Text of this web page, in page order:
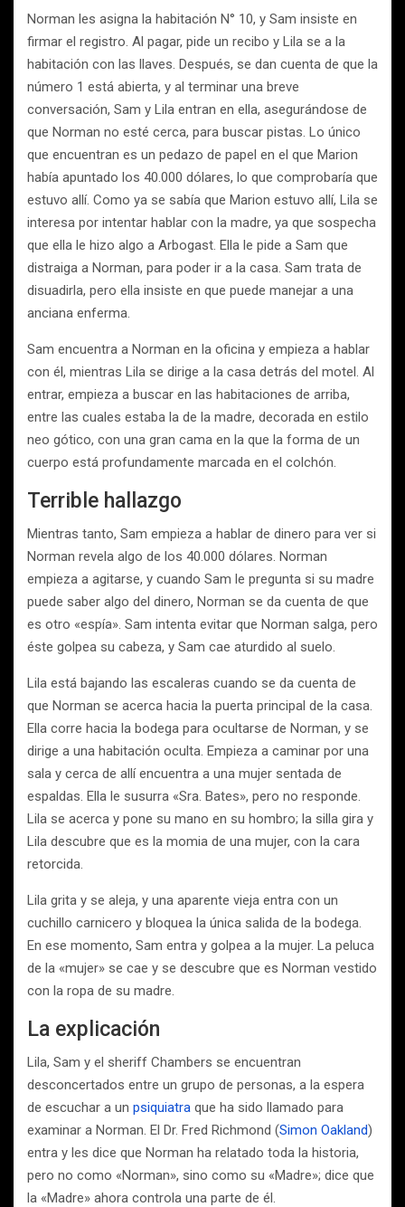
Norman les asigna la habitación N° 10, y Sam insiste en
firmar el registro. Al pagar, pide un recibo y Lila se a la
habitación con las llaves. Después, se dan cuenta de que la
número 1 está abierta, y al terminar una breve
conversación, Sam y Lila entran en ella, asegurándose de
que Norman no esté cerca, para buscar pistas. Lo único
que encuentran es un pedazo de papel en el que Marion
había apuntado los 40.000 dólares, lo que comprobaría que
estuvo allí. Como ya se sabía que Marion estuvo allí, Lila se
interesa por intentar hablar con la madre, ya que sospecha
que ella le hizo algo a Arbogast. Ella le pide a Sam que
distraiga a Norman, para poder ir a la casa. Sam trata de
disuadirla, pero ella insiste en que puede manejar a una
anciana enferma.
Sam encuentra a Norman en la oficina y empieza a hablar
con él, mientras Lila se dirige a la casa detrás del motel. Al
entrar, empieza a buscar en las habitaciones de arriba,
entre las cuales estaba la de la madre, decorada en estilo
neo gótico, con una gran cama en la que la forma de un
cuerpo está profundamente marcada en el colchón.
Terrible hallazgo
Mientras tanto, Sam empieza a hablar de dinero para ver si
Norman revela algo de los 40.000 dólares. Norman
empieza a agitarse, y cuando Sam le pregunta si su madre
puede saber algo del dinero, Norman se da cuenta de que
es otro «espía». Sam intenta evitar que Norman salga, pero
éste golpea su cabeza, y Sam cae aturdido al suelo.
Lila está bajando las escaleras cuando se da cuenta de
que Norman se acerca hacia la puerta principal de la casa.
Ella corre hacia la bodega para ocultarse de Norman, y se
dirige a una habitación oculta. Empieza a caminar por una
sala y cerca de allí encuentra a una mujer sentada de
espaldas. Ella le susurra «Sra. Bates», pero no responde.
Lila se acerca y pone su mano en su hombro; la silla gira y
Lila descubre que es la momia de una mujer, con la cara
retorcida.
Lila grita y se aleja, y una aparente vieja entra con un
cuchillo carnicero y bloquea la única salida de la bodega.
En ese momento, Sam entra y golpea a la mujer. La peluca
de la «mujer» se cae y se descubre que es Norman vestido
con la ropa de su madre.
La explicación
Lila, Sam y el sheriff Chambers se encuentran
desconcertados entre un grupo de personas, a la espera
de escuchar a un psiquiatra que ha sido llamado para
examinar a Norman. El Dr. Fred Richmond (Simon Oakland)
entra y les dice que Norman ha relatado toda la historia,
pero no como «Norman», sino como su «Madre»; dice que
la «Madre» ahora controla una parte de él.